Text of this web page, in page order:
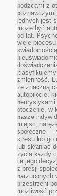
bodźcami z
jednych jest
może być
od lat.
wiele
zmienność.
że znaczną
autopilocie,
otoczenie, w
nasze
miejsc,
społeczne —
stresu lub go
lub skłaniać
życia każdy
ile jego
z presji
narzuconych
przestrzeni
możliwość